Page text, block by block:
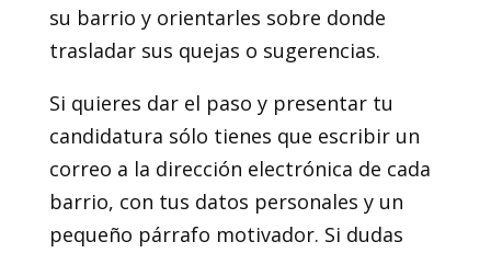
su barrio y orientarles sobre donde
trasladar sus quejas o sugerencias.
Si quieres dar el paso y presentar tu
candidatura sólo tienes que escribir un
correo a la dirección electrónica de cada
barrio, con tus datos personales y un
pequeño párrafo motivador. Si dudas